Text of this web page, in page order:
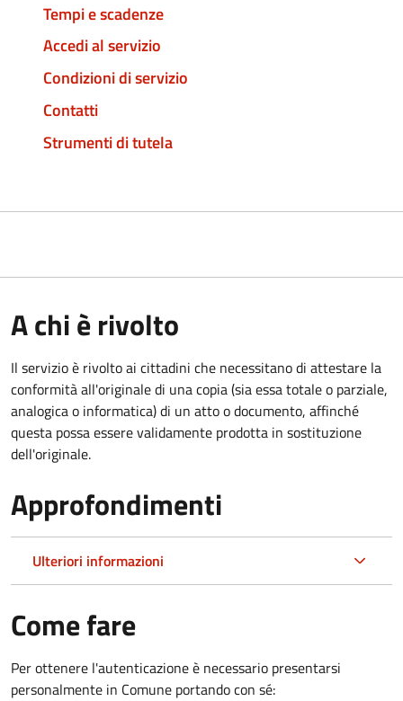
Tempi e scadenze
Accedi al servizio
Condizioni di servizio
Contatti
Strumenti di tutela
A chi è rivolto
Il servizio è rivolto ai cittadini che necessitano di attestare la
conformità all'originale di una copia (sia essa totale o parziale,
analogica o informatica) di un atto o documento, affinché
questa possa essere validamente prodotta in sostituzione
dell'originale.
Approfondimenti
Ulteriori informazioni
Come fare
Per ottenere l'autenticazione è necessario presentarsi
personalmente in Comune portando con sé: